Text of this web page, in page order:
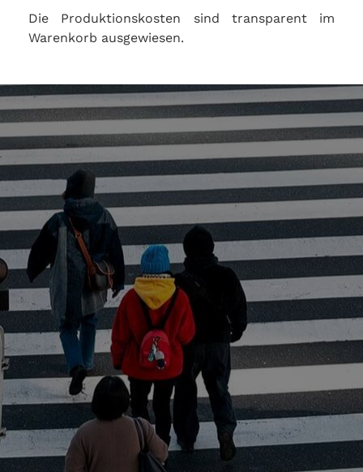
Die Produktionskosten sind transparent im
Warenkorb ausgewiesen.